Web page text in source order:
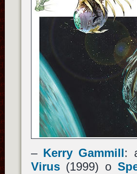
– Kerry Gammill:
Virus(1999) o